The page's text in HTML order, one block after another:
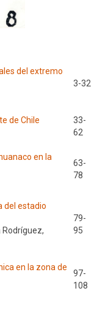
del extremo
3-32
de Chile
33-
62
en la
63-
78
del estadio
79-
95
en la zona de
97-
108